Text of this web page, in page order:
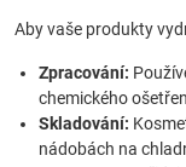
Aby vaše produkty
Zpracování:
chemického
Skladování:
nádobách na